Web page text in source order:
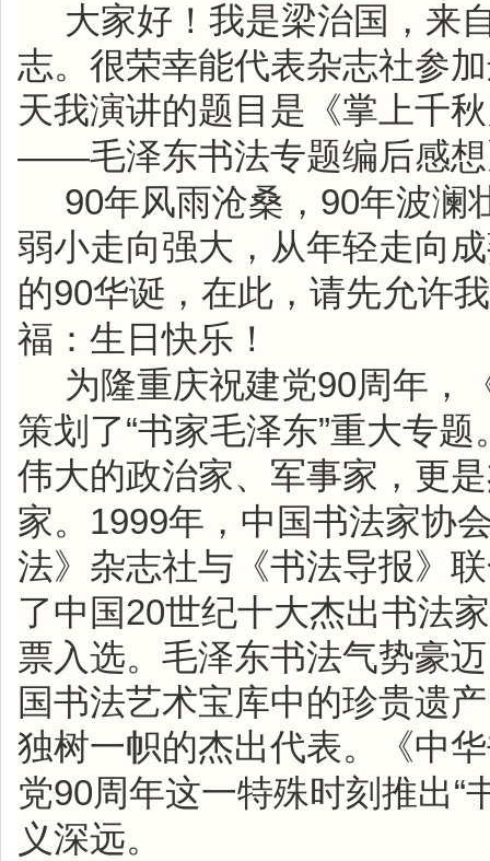
大家好！我是梁治国，来
志。很荣幸能代表杂志社参
天我演讲的题目是《掌上千
——毛泽东书法专题编后感
90年风雨沧桑， 90年波澜
弱小走向强大，从年轻走向
的90华诞，在此，请先允许
福：生日快乐！
为隆重庆祝建党90周年，
策划了“书家毛泽东”重大专题
伟大的政治家、军事家，更
家。 1999年，中国书法家协
法》杂志社与《书法导报》
了中国20世纪十大杰出书法
票入选。毛泽东书法气势豪
国书法艺术宝库中的珍贵遗
独树一帜的杰出代表。《中
党90周年这一特殊时刻推出“
义深远。